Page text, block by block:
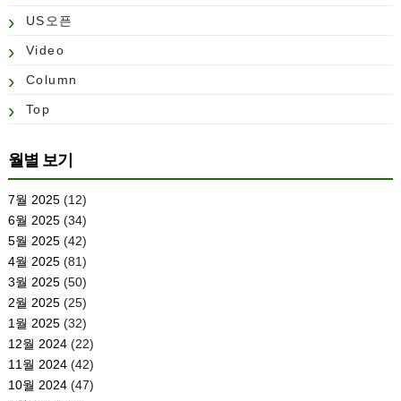
US오픈
Video
Column
Top
월별 보기
7월 2025(12)
6월 2025(34)
5월 2025(42)
4월 2025(81)
3월 2025(50)
2월 2025(25)
1월 2025(32)
12월 2024(22)
11월 2024(42)
10월 2024(47)